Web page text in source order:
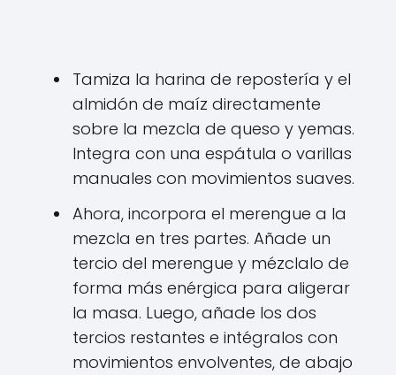
Tamiza la harina de repostería y el
almidón de maíz directamente
sobre la mezcla de queso y yemas.
Integra con una espátula o varillas
manuales con movimientos suaves.
Ahora, incorpora el merengue a la
mezcla en tres partes. Añade un
tercio del merengue y mézclalo de
forma más enérgica para aligerar
la masa. Luego, añade los dos
tercios restantes e intégralos con
movimientos envolventes, de abajo